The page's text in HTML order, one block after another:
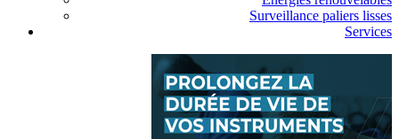
Surveillance paliers lisses
Services